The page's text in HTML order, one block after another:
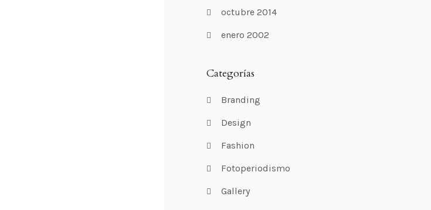
octubre 2014
enero 2002
Categorías
Branding
Design
Fashion
Fotoperiodismo
Gallery